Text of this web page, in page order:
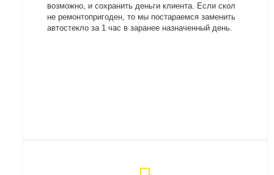
возможно, и сохранить деньги клиента. Если скол
не ремонтопригоден, то мы постараемся заменить
автостекло за 1 час в заранее назначенный день.